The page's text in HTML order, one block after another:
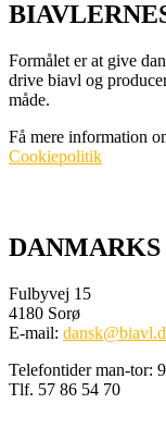
Formålet er at give
drive biavl og
måde.
Få mere information
Cookiepolitik
Fulbyvej 15
4180 Sorø
E-mail:
Telefontider man-tor:
Tlf. 57 86 54 70